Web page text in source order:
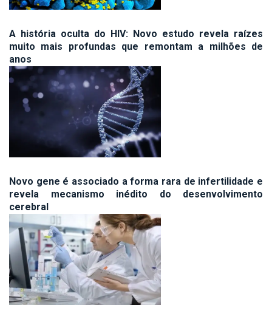
A história oculta do HIV: Novo estudo revela raízes
muito mais profundas que remontam a milhões de
anos
Novo gene é associado a forma rara de infertilidade e
revela mecanismo inédito do desenvolvimento
cerebral